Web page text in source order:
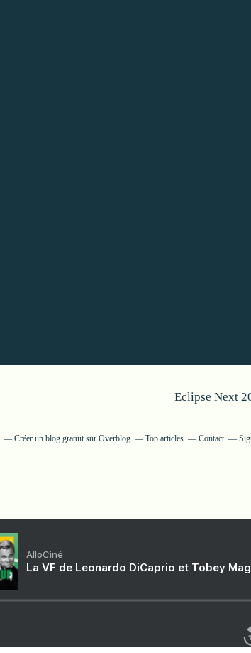
Eclipse Next
Créer un blog gratuit sur Overblog Top articles Contact
AlloCiné
La VF de Leonardo DiCaprio et Tobey